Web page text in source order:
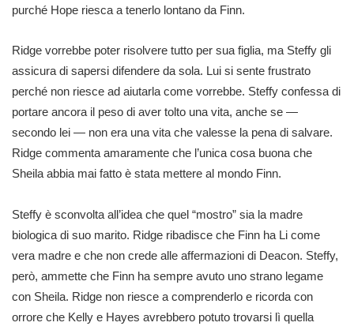
purché Hope riesca a tenerlo lontano da Finn.
Ridge vorrebbe poter risolvere tutto per sua figlia, ma Steffy gli
assicura di sapersi difendere da sola. Lui si sente frustrato
perché non riesce ad aiutarla come vorrebbe. Steffy confessa di
portare ancora il peso di aver tolto una vita, anche se —
secondo lei — non era una vita che valesse la pena di salvare.
Ridge commenta amaramente che l’unica cosa buona che
Sheila abbia mai fatto è stata mettere al mondo Finn.
Steffy è sconvolta all’idea che quel “mostro” sia la madre
biologica di suo marito. Ridge ribadisce che Finn ha Li come
vera madre e che non crede alle affermazioni di Deacon. Steffy,
però, ammette che Finn ha sempre avuto uno strano legame
con Sheila. Ridge non riesce a comprenderlo e ricorda con
orrore che Kelly e Hayes avrebbero potuto trovarsi lì quella